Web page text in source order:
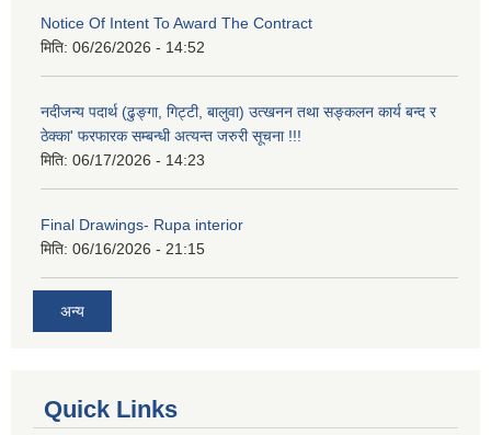
Notice Of Intent To Award The Contract
मिति: 06/26/2026 - 14:52
नदीजन्य पदार्थ (ढुङ्गा, गिट्टी, बालुवा) उत्खनन तथा सङ्कलन कार्य बन्द र
ठेक्का' फरफारक सम्बन्धी अत्यन्त जरुरी सूचना !!!
मिति: 06/17/2026 - 14:23
Final Drawings- Rupa interior
मिति: 06/16/2026 - 21:15
अन्य
Quick Links